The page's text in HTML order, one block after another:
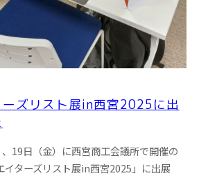
ーズリスト展in西宮2025に出
19日（金）に西宮商工会議所で開催の
イターズリスト展in西宮2025」に出展